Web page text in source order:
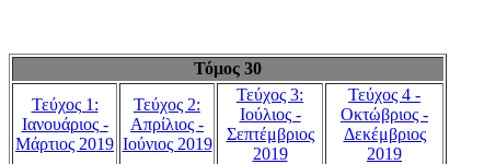
Τόμος 30
Τεύχος 1:
Ιανουάριος -
Μάρτιος 2019
Τεύχος 2:
Απρίλιος -
Ιούνιος 2019
Τεύχος 3:
Ιούλιος -
Σεπτέμβριος
2019
Τεύχος 4 -
Οκτώβριος -
Δεκέμβριος
2019